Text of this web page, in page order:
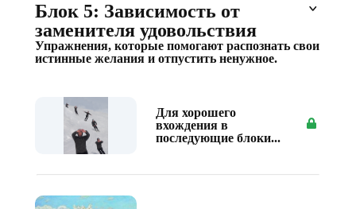
Блок 5: Зависимость от
заменителя удовольствия
Упражнения, которые помогают распознать свои
истинные желания и отпустить ненужное.
Для хорошего
вхождения в
последующие блоки...